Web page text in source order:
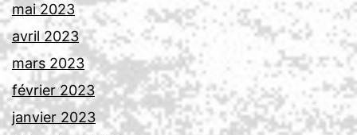
mai 2023
avril 2023
mars 2023
février 2023
janvier 2023